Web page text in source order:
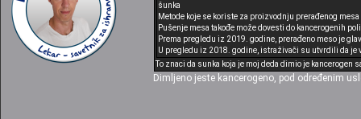
šunka
Metode koje se koriste za proizvodnju prerađenog
Pušenje mesa takođe može dovesti do kancerogenih
Prema pregledu iz 2019. godine, prerađeno meso je
U pregledu iz 2018. godine, istraživači su utvrdili da je
To znaci da sunka koja je moj deda dimio je kancerogen
Dimljeno jeste kancerogeno, pod određenim